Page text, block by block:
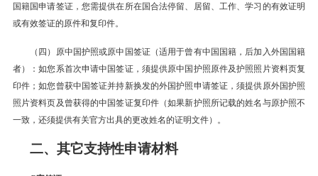
国籍国申请签证，您需提供在所在国合法停留、居留、工作、学习的有效证明
或有效签证的原件和复印件。
（四）原中国护照或原中国签证（适用于曾有中国国籍，后加入外国国籍
者）：如您系首次申请中国签证，须提供原中国护照原件及护照照片资料页复
印件；如您曾获中国签证并持新换发的外国护照申请签证，须提供原外国护照
照片资料页及曾获得的中国签证复印件（如果新护照所记载的姓名与原护照不
一致，还须提供有关官方出具的更改姓名的证明文件）。
二、其它支持性申请材料